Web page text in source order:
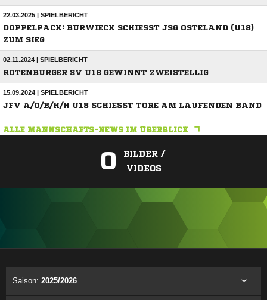
22.03.2025 | SPIELBERICHT
DOPPELPACK: BURWIECK SCHIESST JSG OSTELAND (U18) Z
UM SIEG
02.11.2024 | SPIELBERICHT
ROTENBURGER SV U18 GEWINNT ZWEISTELLIG
15.09.2024 | SPIELBERICHT
JFV A/O/B/H/H U18 SCHIESST TORE AM LAUFENDEN BAND
ALLE MANNSCHAFTS-NEWS IM ÜBERBLICK
0
BILDER /
VIDEOS
Saison: 2025/2026